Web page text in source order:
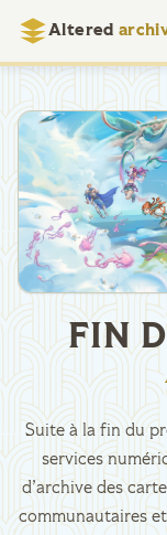
Altered
FIN
Suite à la fin du
services
d’archive des
communautaires